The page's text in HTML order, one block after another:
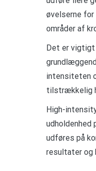
øvelserne
områder af
Det er vigtigt
intensiteten
tilstrækkelig
High-
udholdenhed
udføres på
resultater og